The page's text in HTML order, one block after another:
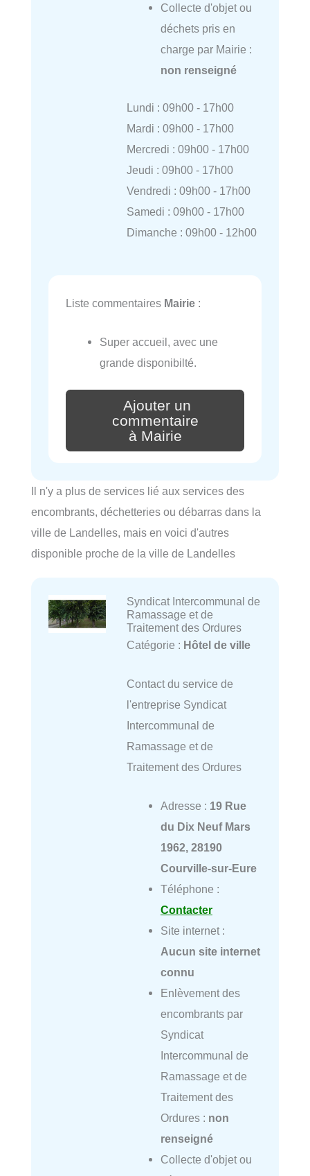
Collecte d'objet ou
déchets pris en
charge par Mairie :
non renseigné
Lundi : 09h00 - 17h00
Mardi : 09h00 - 17h00
Mercredi : 09h00 - 17h00
Jeudi : 09h00 - 17h00
Vendredi : 09h00 - 17h00
Samedi : 09h00 - 17h00
Dimanche : 09h00 - 12h00
Liste commentaires Mairie :
Super accueil, avec une
grande disponibilté.
Ajouter un
commentaire
à Mairie
Il n'y a plus de services lié aux services des
encombrants, déchetteries ou débarras dans la
ville de Landelles, mais en voici d'autres
disponible proche de la ville de Landelles
Syndicat Intercommunal de
Ramassage et de
Traitement des Ordures
Catégorie : Hôtel de ville
Contact du service de
l'entreprise Syndicat
Intercommunal de
Ramassage et de
Traitement des Ordures
Adresse : 19 Rue
du Dix Neuf Mars
1962, 28190
Courville-sur-Eure
Téléphone :
Contacter
Site internet :
Aucun site internet
connu
Enlèvement des
encombrants par
Syndicat
Intercommunal de
Ramassage et de
Traitement des
Ordures : non
renseigné
Collecte d'objet ou